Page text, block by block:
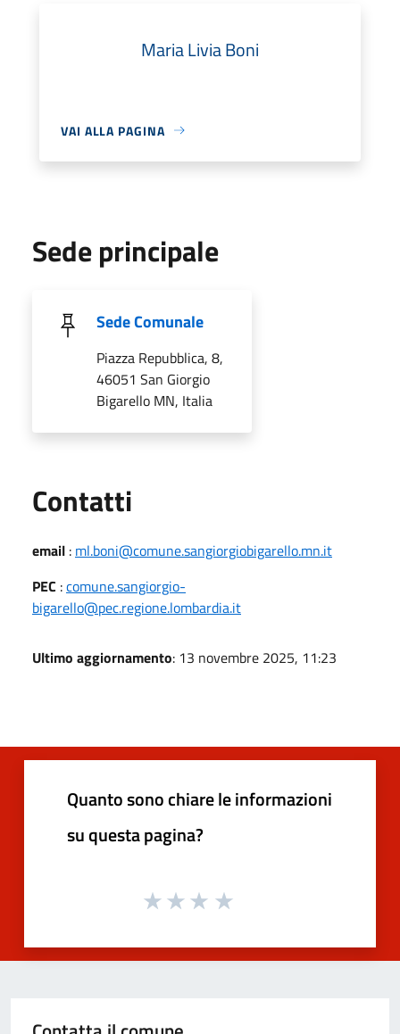
Maria Livia Boni
VAI ALLA PAGINA
Sede principale
Sede Comunale
Piazza Repubblica, 8,
46051 San Giorgio
Bigarello MN, Italia
Contatti
email : ml.boni@comune.sangiorgiobigarello.mn.it
PEC :comune.sangiorgio-
bigarello@pec.regione.lombardia.it
Ultimo aggiornamento: 13 novembre 2025, 11:23
Quanto sono chiare le informazioni
su questa pagina?